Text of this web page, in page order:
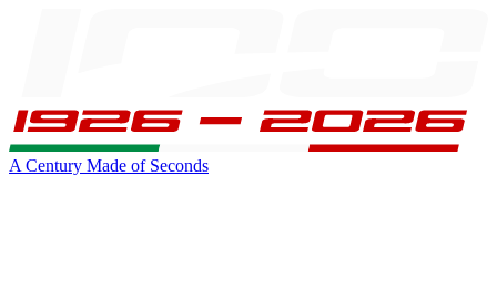
A Century Made of Seconds